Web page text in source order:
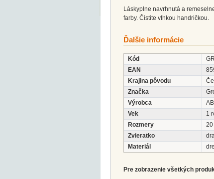
Láskyplne navrhnutá a
farby. Čistite vlhkou handričkou.
Ďalšie informácie
Kód
EAN
Krajina pôvodu
Značka
Výrobca
Vek
1
Rozmery
20
Zvieratko
Materiál
Pre zobrazenie všetkých